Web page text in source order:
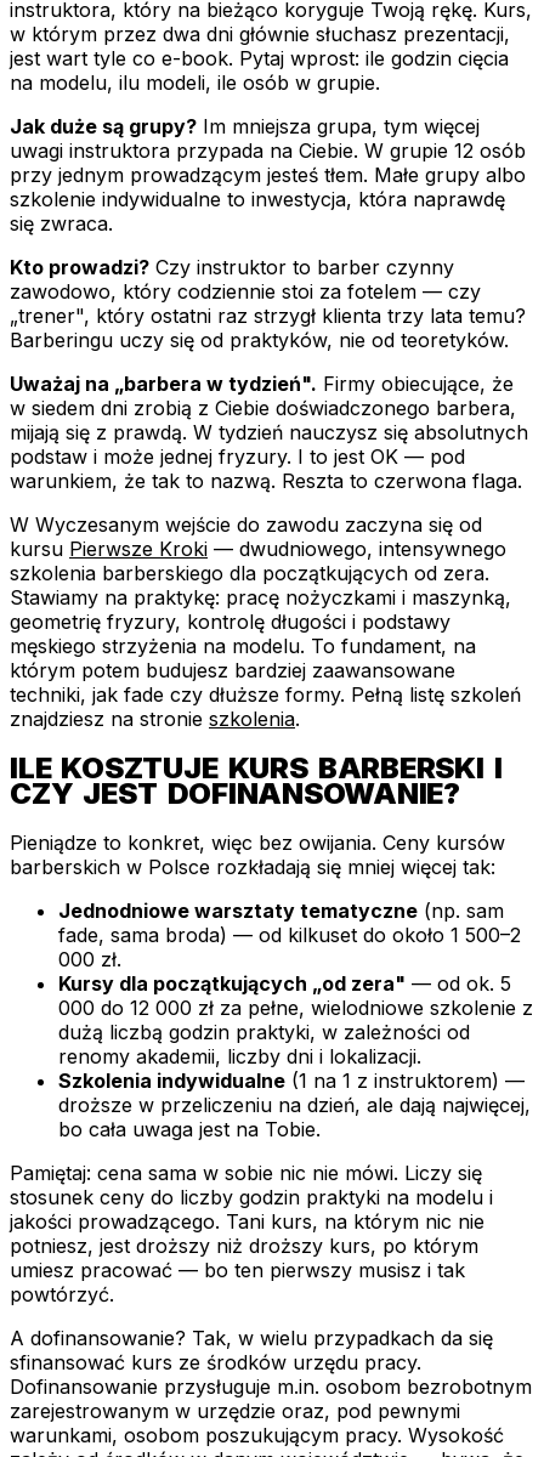
instruktora, który na bieżąco koryguje Twoją rękę. Kurs,
w którym przez dwa dni głównie słuchasz prezentacji,
jest wart tyle co e-book. Pytaj wprost: ile godzin cięcia
na modelu, ilu modeli, ile osób w grupie.
Jak duże są grupy? Im mniejsza grupa, tym więcej
uwagi instruktora przypada na Ciebie. W grupie 12 osób
przy jednym prowadzącym jesteś tłem. Małe grupy albo
szkolenie indywidualne to inwestycja, która naprawdę
się zwraca.
Kto prowadzi? Czy instruktor to barber czynny
zawodowo, który codziennie stoi za fotelem — czy
„trener", który ostatni raz strzygł klienta trzy lata temu?
Barberingu uczy się od praktyków, nie od teoretyków.
Uważaj na „barbera w tydzień". Firmy obiecujące, że
w siedem dni zrobią z Ciebie doświadczonego barbera,
mijają się z prawdą. W tydzień nauczysz się absolutnych
podstaw i może jednej fryzury. I to jest OK — pod
warunkiem, że tak to nazwą. Reszta to czerwona flaga.
W Wyczesanym wejście do zawodu zaczyna się od
kursu Pierwsze Kroki — dwudniowego, intensywnego
szkolenia barberskiego dla początkujących od zera.
Stawiamy na praktykę: pracę nożyczkami i maszynką,
geometrię fryzury, kontrolę długości i podstawy
męskiego strzyżenia na modelu. To fundament, na
którym potem budujesz bardziej zaawansowane
techniki, jak fade czy dłuższe formy. Pełną listę szkoleń
znajdziesz na stronie szkolenia.
ILE KOSZTUJE KURS BARBERSKI I
CZY JEST DOFINANSOWANIE?
Pieniądze to konkret, więc bez owijania. Ceny kursów
barberskich w Polsce rozkładają się mniej więcej tak:
Jednodniowe warsztaty tematyczne (np. sam
fade, sama broda) — od kilkuset do około 1 500–2
000 zł.
Kursy dla początkujących „od zera" — od ok. 5
000 do 12 000 zł za pełne, wielodniowe szkolenie z
dużą liczbą godzin praktyki, w zależności od
renomy akademii, liczby dni i lokalizacji.
Szkolenia indywidualne (1 na 1 z instruktorem) —
droższe w przeliczeniu na dzień, ale dają najwięcej,
bo cała uwaga jest na Tobie.
Pamiętaj: cena sama w sobie nic nie mówi. Liczy się
stosunek ceny do liczby godzin praktyki na modelu i
jakości prowadzącego. Tani kurs, na którym nic nie
potniesz, jest droższy niż droższy kurs, po którym
umiesz pracować — bo ten pierwszy musisz i tak
powtórzyć.
A dofinansowanie? Tak, w wielu przypadkach da się
sfinansować kurs ze środków urzędu pracy.
Dofinansowanie przysługuje m.in. osobom bezrobotnym
zarejestrowanym w urzędzie oraz, pod pewnymi
warunkami, osobom poszukującym pracy. Wysokość